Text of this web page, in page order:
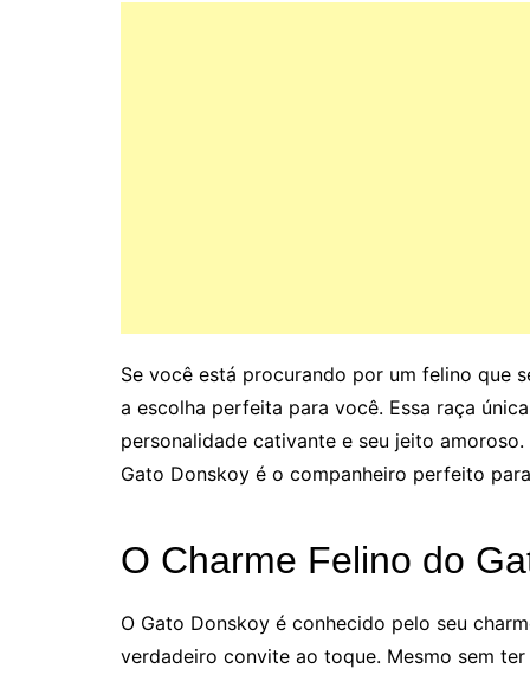
Se você está procurando por um felino que
a escolha perfeita para você. Essa raça
personalidade cativante e seu jeito
Gato Donskoy é o companheiro perfeito
O Charme Felino do
O Gato Donskoy é conhecido pelo seu
verdadeiro convite ao toque. Mesmo sem